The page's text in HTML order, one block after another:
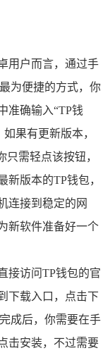
用户而言，通过手
为便捷的方式，你
准确输入“TP钱
果有更新版本，
只需轻点该按钮，
新版本的TP钱包，
连接到稳定的网
新软件准备好一个
接访问TP钱包的官
下载入口，点击下
成后，你需要在手
击安装，不过需要